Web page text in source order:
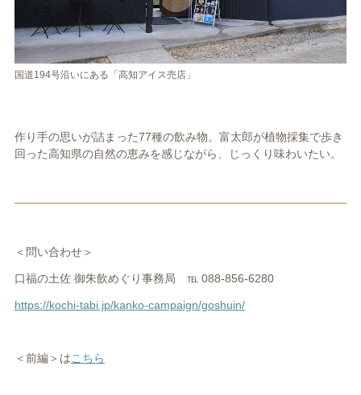
国道194号沿いにある「高知アイス売店」
作り手の思いが詰まった77種の飲み物。富太郎が植物採集で歩き
回った高知県の自然の恵みを感じながら、じっくり味わいたい。
＜問い合わせ＞
口福の土佐 御朱飲めぐり事務局 ℡ 088-856-6280
https://kochi-tabi.jp/kanko-campaign/goshuin/
＜前編＞はこちら